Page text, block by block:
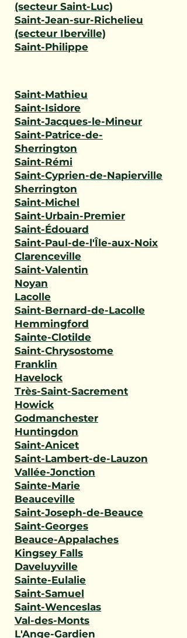
(secteur Saint-Luc)
Saint-Jean-sur-Richelieu
(secteur Iberville)
Saint-Philippe
Saint-Mathieu
Saint-Isidore
Saint-Jacques-le-Mineur
Saint-Patrice-de-
Sherrington
Saint-Rémi
Saint-Cyprien-de-Napierville
Sherrington
Saint-Michel
Saint-Urbain-Premier
Saint-Édouard
Saint-Paul-de-l'Île-aux-Noix
Clarenceville
Saint-Valentin
Noyan
Lacolle
Saint-Bernard-de-Lacolle
Hemmingford
Sainte-Clotilde
Saint-Chrysostome
Franklin
Havelock
Très-Saint-Sacrement
Howick
Godmanchester
Huntingdon
Saint-Anicet
Saint-Lambert-de-Lauzon
Vallée-Jonction
Sainte-Marie
Beauceville
Saint-Joseph-de-Beauce
Saint-Georges
Beauce-Appalaches
Kingsey Falls
Daveluyville
Sainte-Eulalie
Saint-Samuel
Saint-Wenceslas
Val-des-Monts
L'Ange-Gardien